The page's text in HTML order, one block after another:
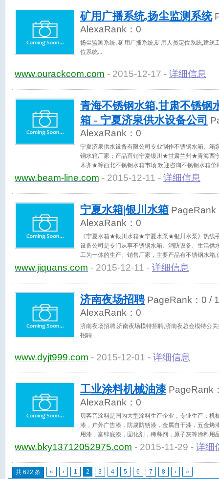
矿用广播系统,扬尘监测系统
AlexaRank： 0
扬尘监测系统, 矿用广播系统,矿用人员定位系统,建筑
位系统
www.ourackcom.com - 2015-12-17 - 详细信息
青海不锈钢水箱,甘肃不锈钢
箱 - 宁夏济泉供水设备公司
AlexaRank： 0
宁夏济泉供水设备有限公司专业制作不锈钢水箱、箱
钢水箱厂家；产品直销宁夏银川★甘肃兰州★青海
木齐★等西北不锈钢水箱市场,欢迎咨询不锈钢水箱价
www.beam-line.com - 2015-12-11 - 详细信息
宁夏水箱|银川水箱 PageRank
AlexaRank： 0
《宁夏水箱★银川水箱★宁夏水泵★银川水泵》热
设备公司是专门从事不锈钢水箱、消防设备、生活供
工为一体的生产、销售厂家，主要产品有不锈钢水箱
衬水箱,BDF水箱,玻璃钢水箱,箱泵一体化,无负压供水
粪池，并提供免费设计和优质的售后服务！
www.jiquans.com - 2015-12-11 - 详细信息
济南夜场招聘PageRank： 0 /
AlexaRank： 0
济南夜场招聘,济南夜场模特招聘,济南夜总会模特公
招聘
www.dyjt999.com - 2015-12-01 - 详细信息
工业涂料机械油漆PageRank
AlexaRank： 0
贝客音涂料是国内大型涂料生产企业，专业生产：机
漆，户外广告漆，防腐防锈漆，金属自干漆，五金烤
用漆，富锌底漆，固化剂，稀释剂，原子灰等涂料用
www.bky13712052975.com - 2015-11-29 - 详细
共 622 条 « ‹ 1 2 3 4 5 6 7 8 › »